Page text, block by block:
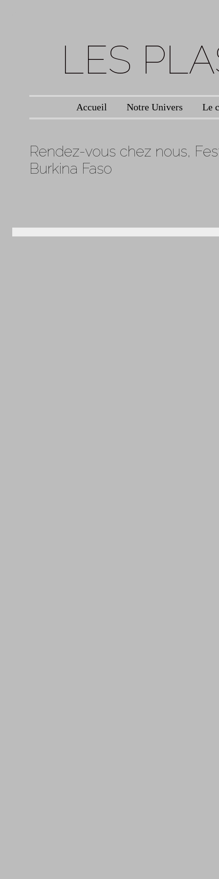
LES
Menu principal
Aller au contenuAccueil Notre Univers Le
Rendez-vous chez nous,
Burkina Faso